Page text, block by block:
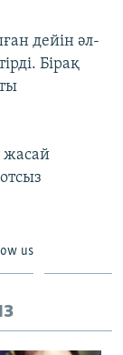
дейін әл-
Бірақ
жасай
us